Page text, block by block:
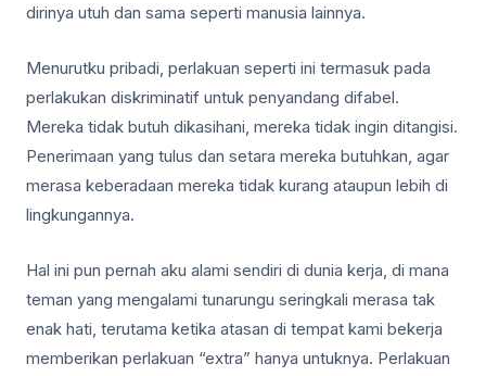
dirinya utuh dan sama seperti manusia lainnya.
Menurutku pribadi, perlakuan seperti ini termasuk pada
perlakukan diskriminatif untuk penyandang difabel.
Mereka tidak butuh dikasihani, mereka tidak ingin ditangisi.
Penerimaan yang tulus dan setara mereka butuhkan, agar
merasa keberadaan mereka tidak kurang ataupun lebih di
lingkungannya.
Hal ini pun pernah aku alami sendiri di dunia kerja, di mana
teman yang mengalami tunarungu seringkali merasa tak
enak hati, terutama ketika atasan di tempat kami bekerja
memberikan perlakuan “extra” hanya untuknya. Perlakuan